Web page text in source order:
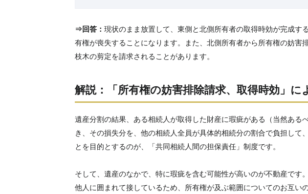
⇒回答： 現状のまま放置して、東側と北側所有者の取得時効が完成す
有権が喪失することになります。また、北側所有者から所有権の妨害
枝木の剪定を請求されることがあります。
解説：「所有権の妨害排除請求、取得時効」に
遺産分割の結果、ある相続人が取得した財産に瑕疵がある（当然ある
き、その損失分を、他の相続人全員が具体的相続分の割合で負担して
とを目的とするのが、「共同相続人間の担保責任」制度です。
そして、遺産のなかで、特に瑕疵を含む可能性が高いのが不動産です
他人に囲まれて接しているため、所有権が及ぶ範囲についてのお互い